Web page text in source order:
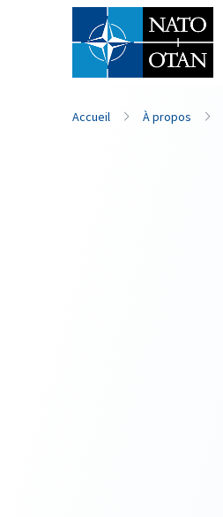
Nom de famille*
Accueil À propos